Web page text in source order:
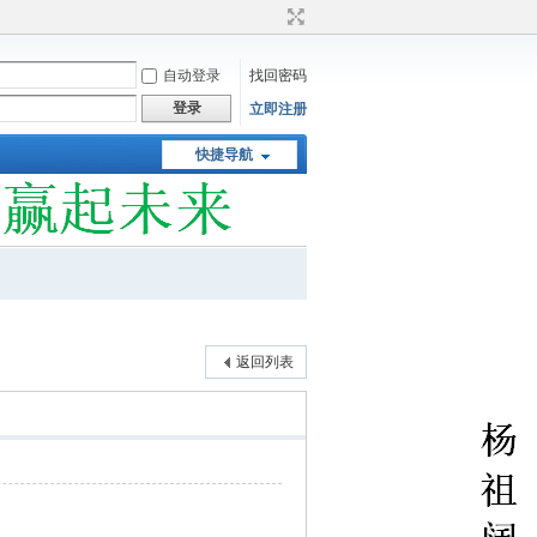
自动登录
找回密码
登录
立即注册
快捷导航
返回列表